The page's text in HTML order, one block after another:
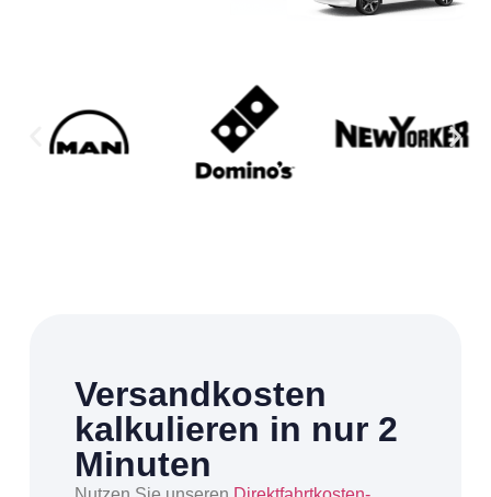
Versandkosten
kalkulieren in nur 2
Minuten